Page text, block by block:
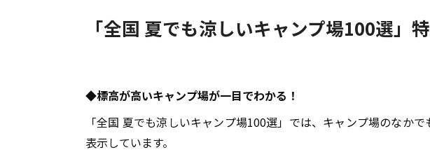
「全国 夏でも涼しいキャンプ場100選」
◆標高が高いキャンプ場が一目でわかる！
「全国 夏でも涼しいキャンプ場100選」では、キャンプ場のなか
表示しています。